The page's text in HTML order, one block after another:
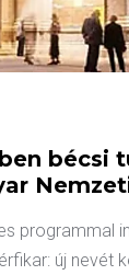
bécsi
programmal
új nevét